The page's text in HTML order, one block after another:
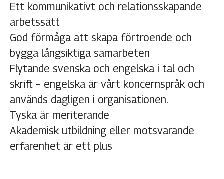
Ett kommunikativt och relationsskapande
arbetssätt
God förmåga att skapa förtroende och
bygga långsiktiga samarbeten
Flytande svenska och engelska i tal och
skrift – engelska är vårt koncernspråk och
används dagligen i organisationen.
Tyska är meriterande
Akademisk utbildning eller motsvarande
erfarenhet är ett plus